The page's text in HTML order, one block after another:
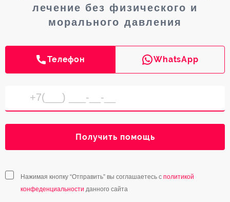
лечение без физического и
морального давления
Телефон WhatsApp
Получить помощь
Нажимая кнопку “Отправить” вы соглашаетесь с политикой
конфеденциальности данного сайта